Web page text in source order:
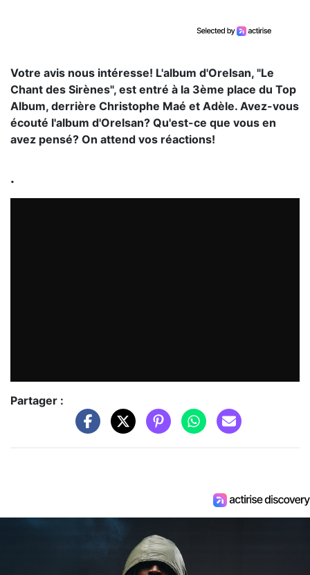
Votre avis nous intéresse! L'album d'Orelsan, "Le
Chant des Sirènes", est entré à la 3ème place du Top
Album, derrière Christophe Maé et Adèle. Avez-vous
écouté l'album d'Orelsan? Qu'est-ce que vous en
avez pensé? On attend vos réactions!
.
Partager :